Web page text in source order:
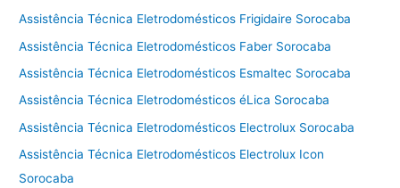
Assistência Técnica Eletrodomésticos Frigidaire Sorocaba
Assistência Técnica Eletrodomésticos Faber Sorocaba
Assistência Técnica Eletrodomésticos Esmaltec Sorocaba
Assistência Técnica Eletrodomésticos éLica Sorocaba
Assistência Técnica Eletrodomésticos Electrolux Sorocaba
Assistência Técnica Eletrodomésticos Electrolux Icon
Sorocaba